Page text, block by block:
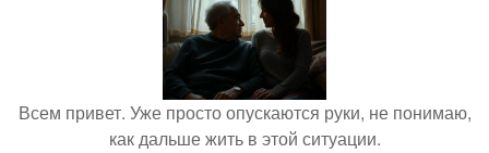
Всем привет. Уже просто опускаются руки, не понимаю,
как дальше жить в этой ситуации.